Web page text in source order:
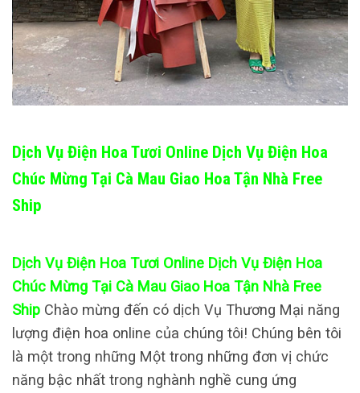
Dịch Vụ Điện Hoa Tươi Online Dịch Vụ Điện Hoa
Chúc Mừng Tại Cà Mau Giao Hoa Tận Nhà Free
Ship
Dịch Vụ Điện Hoa Tươi Online Dịch Vụ Điện Hoa
Chúc Mừng Tại Cà Mau Giao Hoa Tận Nhà Free
Ship Chào mừng đến có dịch Vụ Thương Mại năng
lượng điện hoa online của chúng tôi! Chúng bên tôi
là một trong những Một trong những đơn vị chức
năng bậc nhất trong nghành nghề cung ứng